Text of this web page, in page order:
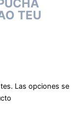
TEU
Las opciones se